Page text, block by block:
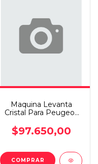
Maquina Levanta
Cristal Para Peugeot
$97.650,00
COMPRAR